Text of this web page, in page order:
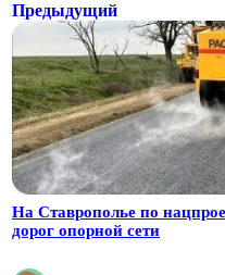
Предыдущий
На Ставрополье по
дорог опорной сети